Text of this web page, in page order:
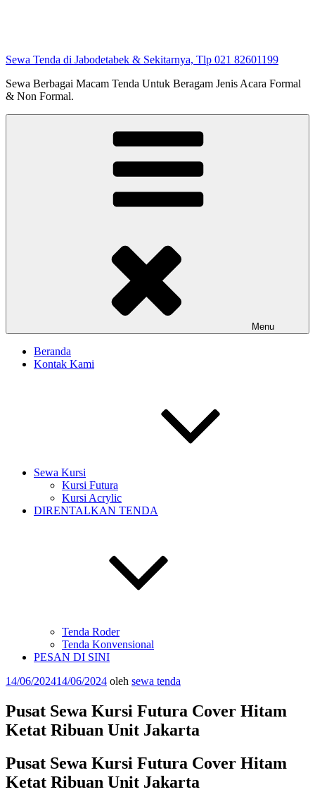
Sewa Tenda di Jabodetabek & Sekitarnya, Tlp 021 82601199
Sewa Berbagai Macam Tenda Untuk Beragam Jenis Acara Formal
& Non Formal.
Menu
Beranda
Kontak Kami
Sewa Kursi
Kursi Futura
Kursi Acrylic
DIRENTALKAN TENDA
Tenda Roder
Tenda Konvensional
PESAN DI SINI
Diposkan
14/06/202414/06/2024 oleh sewa tenda
Pusat Sewa Kursi Futura Cover Hitam
Ketat Ribuan Unit Jakarta
Pusat Sewa Kursi Futura Cover Hitam
Ketat Ribuan Unit Jakarta